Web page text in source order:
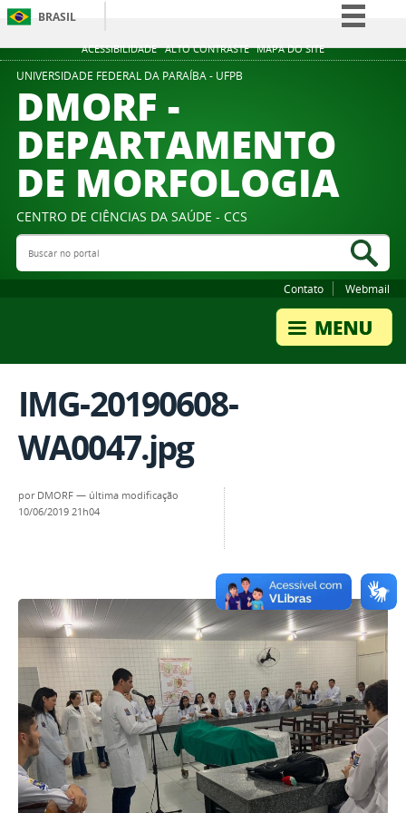
ACESSIBILIDADE ALTO CONTRASTE MAPA DO SITE
BRASIL
Simplifique!
Acesso à informação
Legislação
Canais
UNIVERSIDADE FEDERAL DA PARAÍBA - UFPB
DMORF -
DEPARTAMENTO
DE MORFOLOGIA
CENTRO DE CIÊNCIAS DA SAÚDE - CCS
Buscar no portal
Contato Webmail
IMG-20190608-
WA0047.jpg
por DMORF — última modificação
10/06/2019 21h04